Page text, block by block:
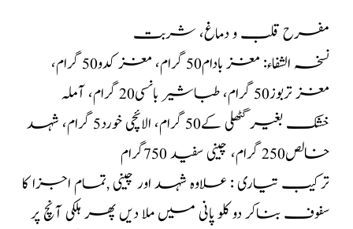
مفرح قلب و دماغ، شربت
نسخہ الشفاء: مغز بادام50 گرام، مغز کدو50 گرام،
مغز تربوز50 گرام، طباشیر بانسی20 گرام، آملہ
خشک بغیر گٹھلی کے50 گرام، الائچی خورد5 گرام، شہد
خالص250 گرام، چینی سفید 750گرام
ترکیب تیاری : علاوہ شہد اور چینی ,تمام اجزا کا
سفوف بناکر دو کلو پانی میں ملا دیں پھر ہلکی آنچ پر